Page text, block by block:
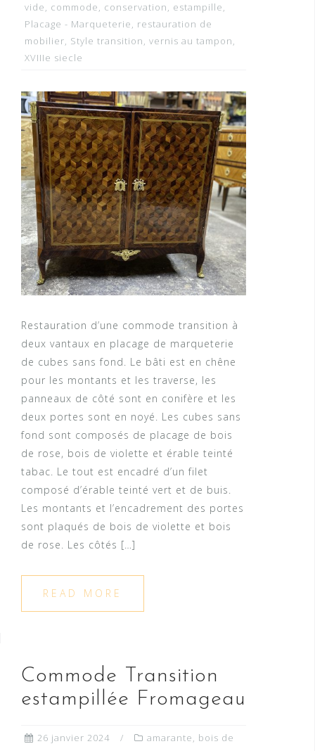
vide, commode, conservation, estampille,
Placage - Marqueterie, restauration de
mobilier, Style transition, vernis au tampon,
XVIIIe siecle
Restauration d’une commode transition à
deux vantaux en placage de marqueterie
de cubes sans fond. Le bâti est en chêne
pour les montants et les traverse, les
panneaux de côté sont en conifère et les
deux portes sont en noyé. Les cubes sans
fond sont composés de placage de bois
de rose, bois de violette et érable teinté
tabac. Le tout est encadré d’un filet
composé d’érable teinté vert et de buis.
Les montants et l’encadrement des portes
sont plaqués de bois de violette et bois
de rose. Les côtés […]
READ MORE
Commode Transition
estampillée Fromageau
26 janvier 2024 amarante, bois de